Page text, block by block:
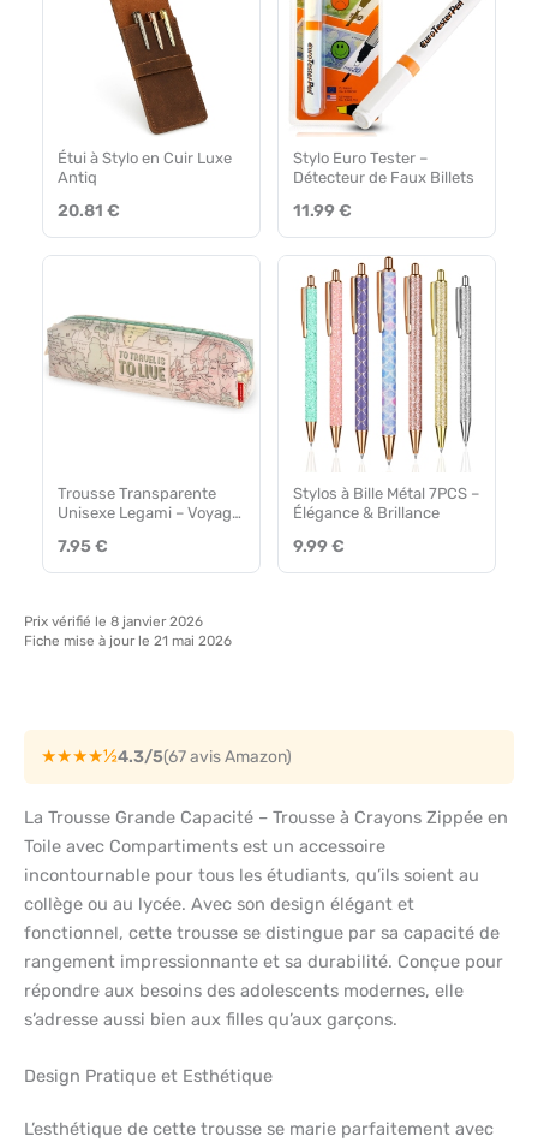
Étui à Stylo en Cuir Luxe
Antiq
20.81 €
Stylo Euro Tester –
Détecteur de Faux Billets
11.99 €
Trousse Transparente
Unisexe Legami – Voyage
7.95 €
Stylos à Bille Métal 7PCS –
Élégance & Brillance
9.99 €
Prix vérifié le 8 janvier 2026
Fiche mise à jour le 21 mai 2026
★★★★½4.3/5(67 avis Amazon)
La Trousse Grande Capacité – Trousse à Crayons Zippée en
Toile avec Compartiments est un accessoire
incontournable pour tous les étudiants, qu’ils soient au
collège ou au lycée. Avec son design élégant et
fonctionnel, cette trousse se distingue par sa capacité de
rangement impressionnante et sa durabilité. Conçue pour
répondre aux besoins des adolescents modernes, elle
s’adresse aussi bien aux filles qu’aux garçons.
Design Pratique et Esthétique
L’esthétique de cette trousse se marie parfaitement avec